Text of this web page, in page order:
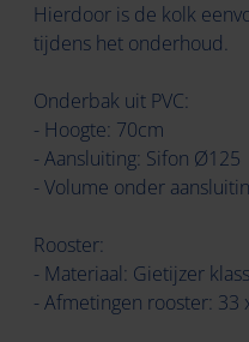
Hierdoor is de kolk
tijdens het onderhoud.
Onderbak uit PVC:
- Hoogte: 70cm
- Aansluiting: Sifon Ø125
- Volume onder
Rooster:
- Materiaal: Gietijzer
- Afmetingen rooster: 33